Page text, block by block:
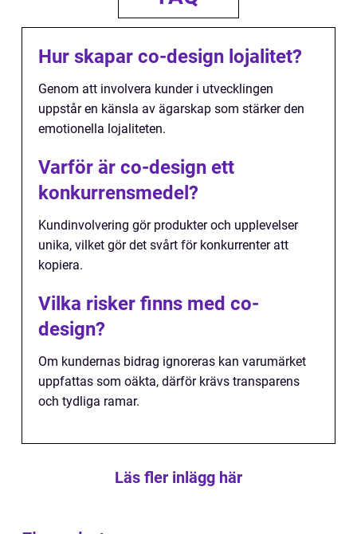
Hur skapar co-design lojalitet?
Genom att involvera kunder i utvecklingen
uppstår en känsla av ägarskap som stärker den
emotionella lojaliteten.
Varför är co-design ett
konkurrensmedel?
Kundinvolvering gör produkter och upplevelser
unika, vilket gör det svårt för konkurrenter att
kopiera.
Vilka risker finns med co-
design?
Om kundernas bidrag ignoreras kan varumärket
uppfattas som oäkta, därför krävs transparens
och tydliga ramar.
Läs fler inlägg här